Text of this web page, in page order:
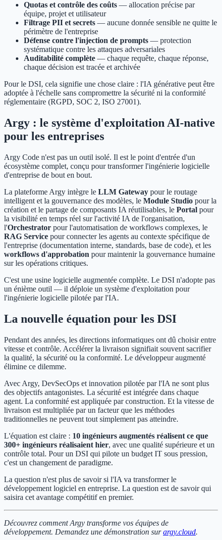
Quotas et contrôle des coûts — allocation précise par
équipe, projet et utilisateur
Filtrage PII et secrets — aucune donnée sensible ne quitte le
périmètre de l'entreprise
Défense contre l'injection de prompts — protection
systématique contre les attaques adversariales
Auditabilité complète — chaque requête, chaque réponse,
chaque décision est tracée et archivée
Pour le DSI, cela signifie une chose claire : l'IA générative peut être
adoptée à l'échelle sans compromettre la sécurité ni la conformité
réglementaire (RGPD, SOC 2, ISO 27001).
Argy : le système d'exploitation AI-native
pour les entreprises
Argy Code n'est pas un outil isolé. Il est le point d'entrée d'un
écosystème complet, conçu pour transformer l'ingénierie logicielle
d'entreprise de bout en bout.
La plateforme Argy intègre le LLM Gateway pour le routage
intelligent et la gouvernance des modèles, le Module Studio pour la
création et le partage de composants IA réutilisables, le Portal pour
la visibilité en temps réel sur l'activité IA de l'organisation,
l'Orchestrator pour l'automatisation de workflows complexes, le
RAG Service pour connecter les agents au contexte spécifique de
l'entreprise (documentation interne, standards, base de code), et les
workflows d'approbation pour maintenir la gouvernance humaine
sur les opérations critiques.
C'est une usine logicielle augmentée complète. Le DSI n'adopte pas
un énième outil — il déploie un système d'exploitation pour
l'ingénierie logicielle pilotée par l'IA.
La nouvelle équation pour les DSI
Pendant des années, les directions informatiques ont dû choisir entre
vitesse et contrôle. Accélérer la livraison signifiait souvent sacrifier
la qualité, la sécurité ou la conformité. Le développeur augmenté
élimine ce dilemme.
Avec Argy, DevSecOps et innovation pilotée par l'IA ne sont plus
des objectifs antagonistes. La sécurité est intégrée dans chaque
agent. La conformité est appliquée par construction. Et la vitesse de
livraison est multipliée par un facteur que les méthodes
traditionnelles ne peuvent tout simplement pas atteindre.
L'équation est claire : 10 ingénieurs augmentés réalisent ce que
300+ ingénieurs réalisaient hier, avec une qualité supérieure et un
contrôle total. Pour un DSI qui pilote un budget IT sous pression,
c'est un changement de paradigme.
La question n'est plus de savoir si l'IA va transformer le
développement logiciel en entreprise. La question est de savoir qui
saisira cet avantage compétitif en premier.
Découvrez comment Argy transforme vos équipes de
développement. Demandez une démonstration surargy.cloud.